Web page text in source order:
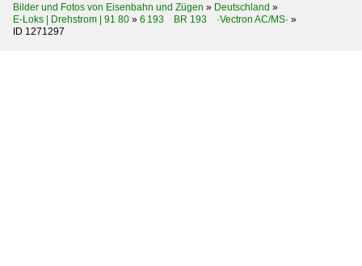
Bilder und Fotos von Eisenbahn und Zügen » Deutschland »
E-Loks | Drehstrom | 91 80 » 6 193 BR 193 ·Vectron AC/MS· »
ID 1271297